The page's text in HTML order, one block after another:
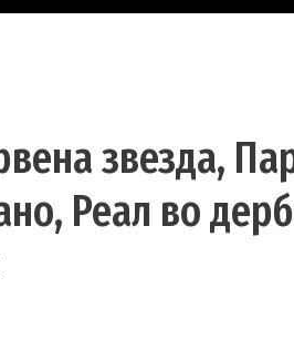
звезда,
Реал во